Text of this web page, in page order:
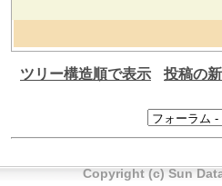
ツリー構造順で表示 投稿の
Copyright (c) Sun